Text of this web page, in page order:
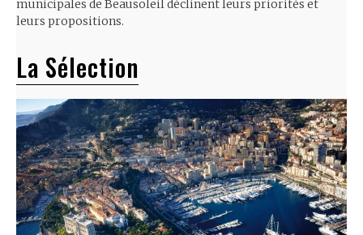
municipales de Beausoleil déclinent leurs priorités et
leurs propositions.
La Sélection